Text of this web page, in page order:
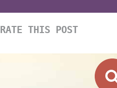
RATE THIS POST